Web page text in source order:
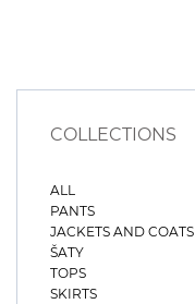
COLLECTIONS
ALL
PANTS
JACKETS AND COATS
ŠATY
TOPS
SKIRTS